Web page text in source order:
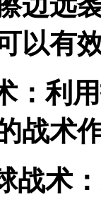
以有
：利
战术
战术